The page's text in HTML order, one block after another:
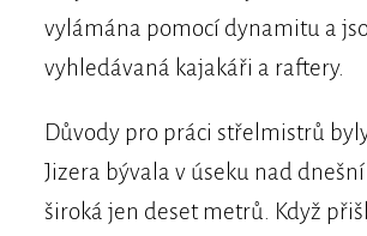
vylámána pomocí dynamitu a
vyhledávaná kajakáři a raftery.
Důvody pro práci střelmistrů
Jizera bývala v úseku nad
široká jen deset metrů. Když